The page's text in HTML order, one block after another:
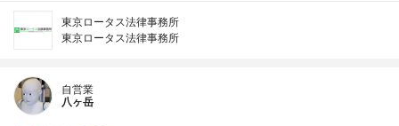
東京ロータス法律事務所
東京ロータス法律事務所
自営業
八ヶ岳